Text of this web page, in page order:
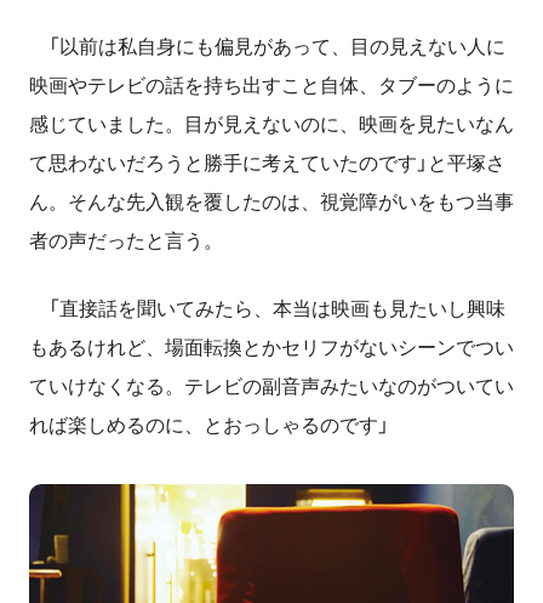
「以前は私自身にも偏見があって、目の見えない人に
映画やテレビの話を持ち出すこと自体、タブーのように
感じていました。目が見えないのに、映画を見たいなん
て思わないだろうと勝手に考えていたのです」と平塚さ
ん。そんな先入観を覆したのは、視覚障がいをもつ当事
者の声だったと言う。
「直接話を聞いてみたら、本当は映画も見たいし興味
もあるけれど、場面転換とかセリフがないシーンでつい
ていけなくなる。テレビの副音声みたいなのがついてい
れば楽しめるのに、とおっしゃるのです」